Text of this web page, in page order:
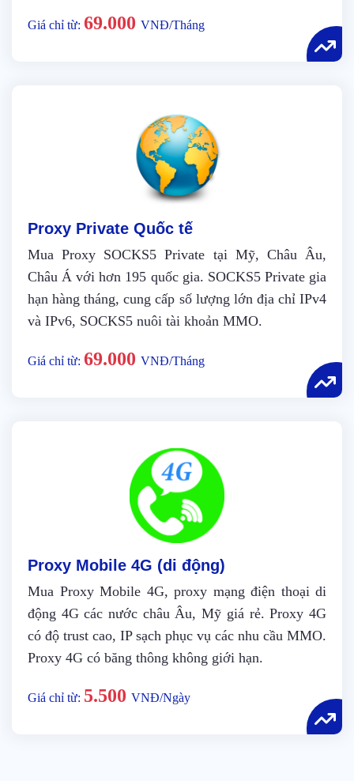
Giá chỉ từ: 69.000 VNĐ/Tháng
Proxy Private Quốc tế
Mua Proxy SOCKS5 Private tại Mỹ, Châu Âu,
Châu Á với hơn 195 quốc gia. SOCKS5 Private gia
hạn hàng tháng, cung cấp số lượng lớn địa chỉ IPv4
và IPv6, SOCKS5 nuôi tài khoản MMO.
Giá chỉ từ: 69.000 VNĐ/Tháng
Proxy Mobile 4G (di động)
Mua Proxy Mobile 4G, proxy mạng điện thoại di
động 4G các nước châu Âu, Mỹ giá rẻ. Proxy 4G
có độ trust cao, IP sạch phục vụ các nhu cầu MMO.
Proxy 4G có băng thông không giới hạn.
Giá chỉ từ: 5.500 VNĐ/Ngày